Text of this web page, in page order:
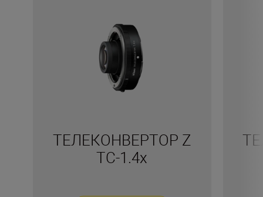
ТЕЛЕКОНВЕРТОР Z
TC-1.4x